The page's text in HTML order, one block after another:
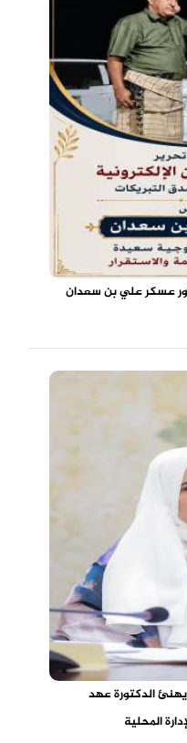
عسكر علي بن سعدان
يهنئ الدكتورة عهد
المحلية